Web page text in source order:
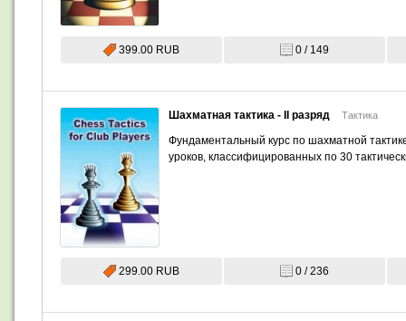
399.00 RUB 0 / 149
Шахматная тактика - II разряд Тактика
Фундаментальный курс по шахматной
уроков, классифицированных по 30
299.00 RUB 0 / 236